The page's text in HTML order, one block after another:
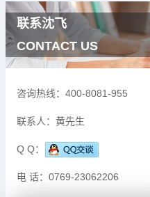
联系沈飞
CONTACT US
咨询热线： 400-8081-955
联系人： 黄先生
Q Q：
电 话： 0769-23062206